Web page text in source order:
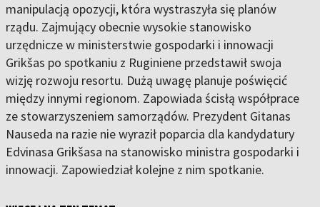
manipulacją opozycji, która wystraszyła się planów
rządu. Zajmujący obecnie wysokie stanowisko
urzędnicze w ministerstwie gospodarki i innowacji
Grikšas po spotkaniu z Ruginiene przedstawił swoja
wizję rozwoju resortu. Dużą uwagę planuje poświęcić
między innymi regionom. Zapowiada ścisłą współprace
ze stowarzyszeniem samorządów. Prezydent Gitanas
Nauseda na razie nie wyraził poparcia dla kandydatury
Edvinasa Grikšasa na stanowisko ministra gospodarki i
innowacji. Zapowiedział kolejne z nim spotkanie.